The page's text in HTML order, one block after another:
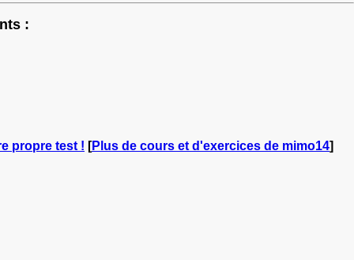
:
propre test ! [Plus de cours et d'exercices de mimo14]